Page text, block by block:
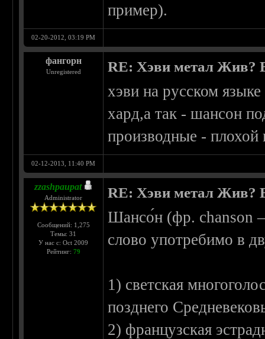
пример).
02-20-2012, 03:19 PM
фангорн
Unregistered RE: Хэви метал Жив?
хэви на русском
хард,а так - шансон
производные - плохой
02-12-2013, 11:40 PM
zzashpaupat
Administrator
Сообщений: 1,275
Темы: 31
У нас с: Oct 2009
Рейтинг: 79
RE: Хэви метал Жив?
Шансо́н (фр. chanson
слово употребимо в
1) светская
позднего
2) французская